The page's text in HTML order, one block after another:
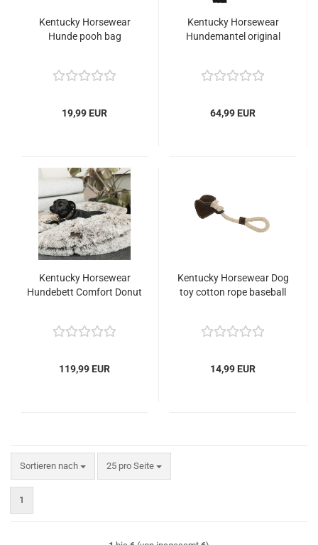
Kentucky Horsewear
Hunde pooh bag
19,99 EUR
Kentucky Horsewear
Hundemantel original
64,99 EUR
Kentucky Horsewear
Hundebett Comfort Donut
119,99 EUR
Kentucky Horsewear Dog
toy cotton rope baseball
14,99 EUR
Sortieren nach
Sortieren nach 25 pro Seite
pro Seite
1